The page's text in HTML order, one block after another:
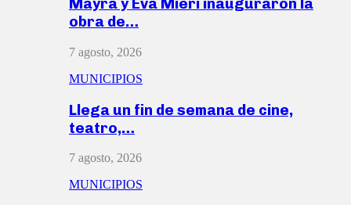
obra de…
7 agosto, 2026
MUNICIPIOS
Llega un fin de semana de cine,
teatro,…
7 agosto, 2026
MUNICIPIOS